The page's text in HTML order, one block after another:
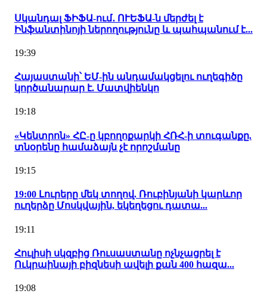
Սկանդալ ՖԻՖԱ-ում․ ՈՒԵՖԱ-ն մերժել է
Ինֆանտինոյի ներողությունը և պահպանում է...
19:39
Հայաստանի՝ ԵՄ-ին անդամակցելու ուղեգիծը
կործանարար է. Մատվիենկո
19:18
«Կենտրոն» ՀԸ-ը կբողոքարկի ՀՌՀ-ի տուգանքը.
տնօրենը համաձայն չէ որոշմանը
19:15
19:00 Լուրերը մեկ տողով. Ռուբինյանի կարևոր
ուղերձը Մոսկվային, եկեղեցու դատա...
19:11
Հուլիսի սկզբից Ռուսաստանը ոչնչացրել է
Ուկրաինայի բիզնեսի ավելի քան 400 հազա...
19:08